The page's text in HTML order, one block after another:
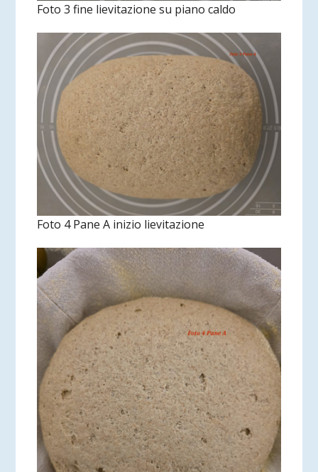
Foto 3 fine lievitazione su piano caldo
Foto 4 Pane A inizio lievitazione